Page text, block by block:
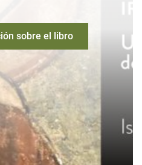
sobre el libro